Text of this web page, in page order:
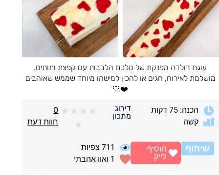
עוגת רולדה מפנקת של מלכת הלבבות עם קפצת ותותים.
מושלמת לאירוח, חגים או להכין למישהו מיוחד שממש שאוהבים
❤️🤍
הכנה: 75 דקות
קשה
דירוג
מתכון
★
★
★
★
★
0
חוות דעת
שיתוף 711 צפיות
1 ואוו אהבתי
הוסיף
לייק